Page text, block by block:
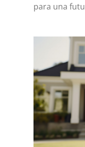
para una